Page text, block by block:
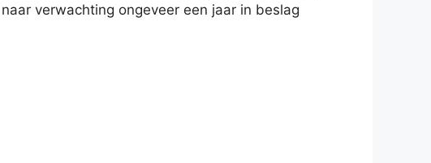
verwachting ongeveer een jaar in beslag